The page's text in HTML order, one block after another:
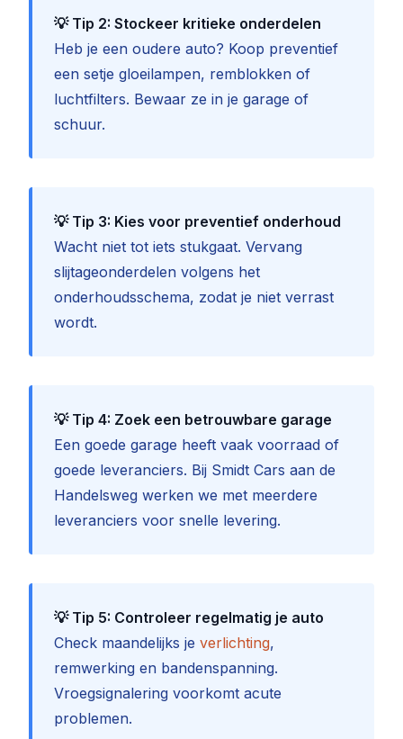
💡 Tip 2: Stockeer kritieke onderdelen
Heb je een oudere auto? Koop preventief
een setje gloeilampen, remblokken of
luchtfilters. Bewaar ze in je garage of
schuur.
💡 Tip 3: Kies voor preventief onderhoud
Wacht niet tot iets stukgaat. Vervang
slijtageonderdelen volgens het
onderhoudsschema, zodat je niet verrast
wordt.
💡 Tip 4: Zoek een betrouwbare garage
Een goede garage heeft vaak voorraad of
goede leveranciers. Bij Smidt Cars aan de
Handelsweg werken we met meerdere
leveranciers voor snelle levering.
💡 Tip 5: Controleer regelmatig je auto
Check maandelijks je verlichting,
remwerking en bandenspanning.
Vroegsignalering voorkomt acute
problemen.